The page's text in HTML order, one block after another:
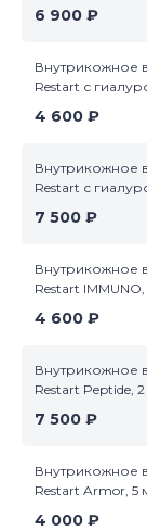
6 900 ₽
Внутрикожное
Restart с
4 600 ₽
Внутрикожное
Restart с
7 500 ₽
Внутрикожное
Restart IMMUNO,
4 600 ₽
Внутрикожное
Restart Peptide,
7 500 ₽
Внутрикожное
Restart Armor, 5
4 000 ₽